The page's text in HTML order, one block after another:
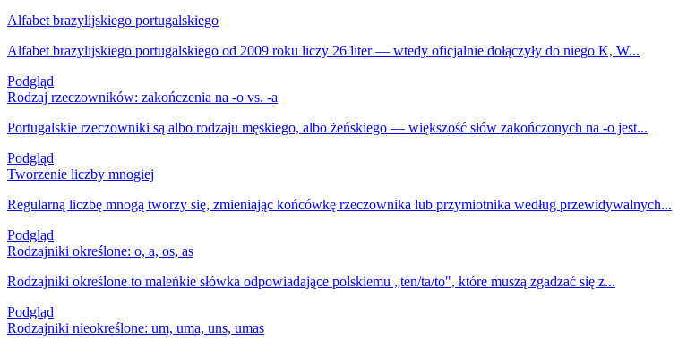
Alfabet brazylijskiego portugalskiego
Alfabet brazylijskiego portugalskiego od 2009 roku liczy 26 liter — wtedy oficjalnie dołączyły do niego K, W...
Podgląd
Rodzaj rzeczowników: zakończenia na -o vs. -a
Portugalskie rzeczowniki są albo rodzaju męskiego, albo żeńskiego — większość słów zakończonych na -o jest...
Podgląd
Tworzenie liczby mnogiej
Regularną liczbę mnogą tworzy się, zmieniając końcówkę rzeczownika lub przymiotnika według przewidywalnych...
Podgląd
Rodzajniki określone: o, a, os, as
Rodzajniki określone to maleńkie słówka odpowiadające polskiemu „ten/ta/to", które muszą zgadzać się z...
Podgląd
Rodzajniki nieokreślone: um, uma, uns, umas